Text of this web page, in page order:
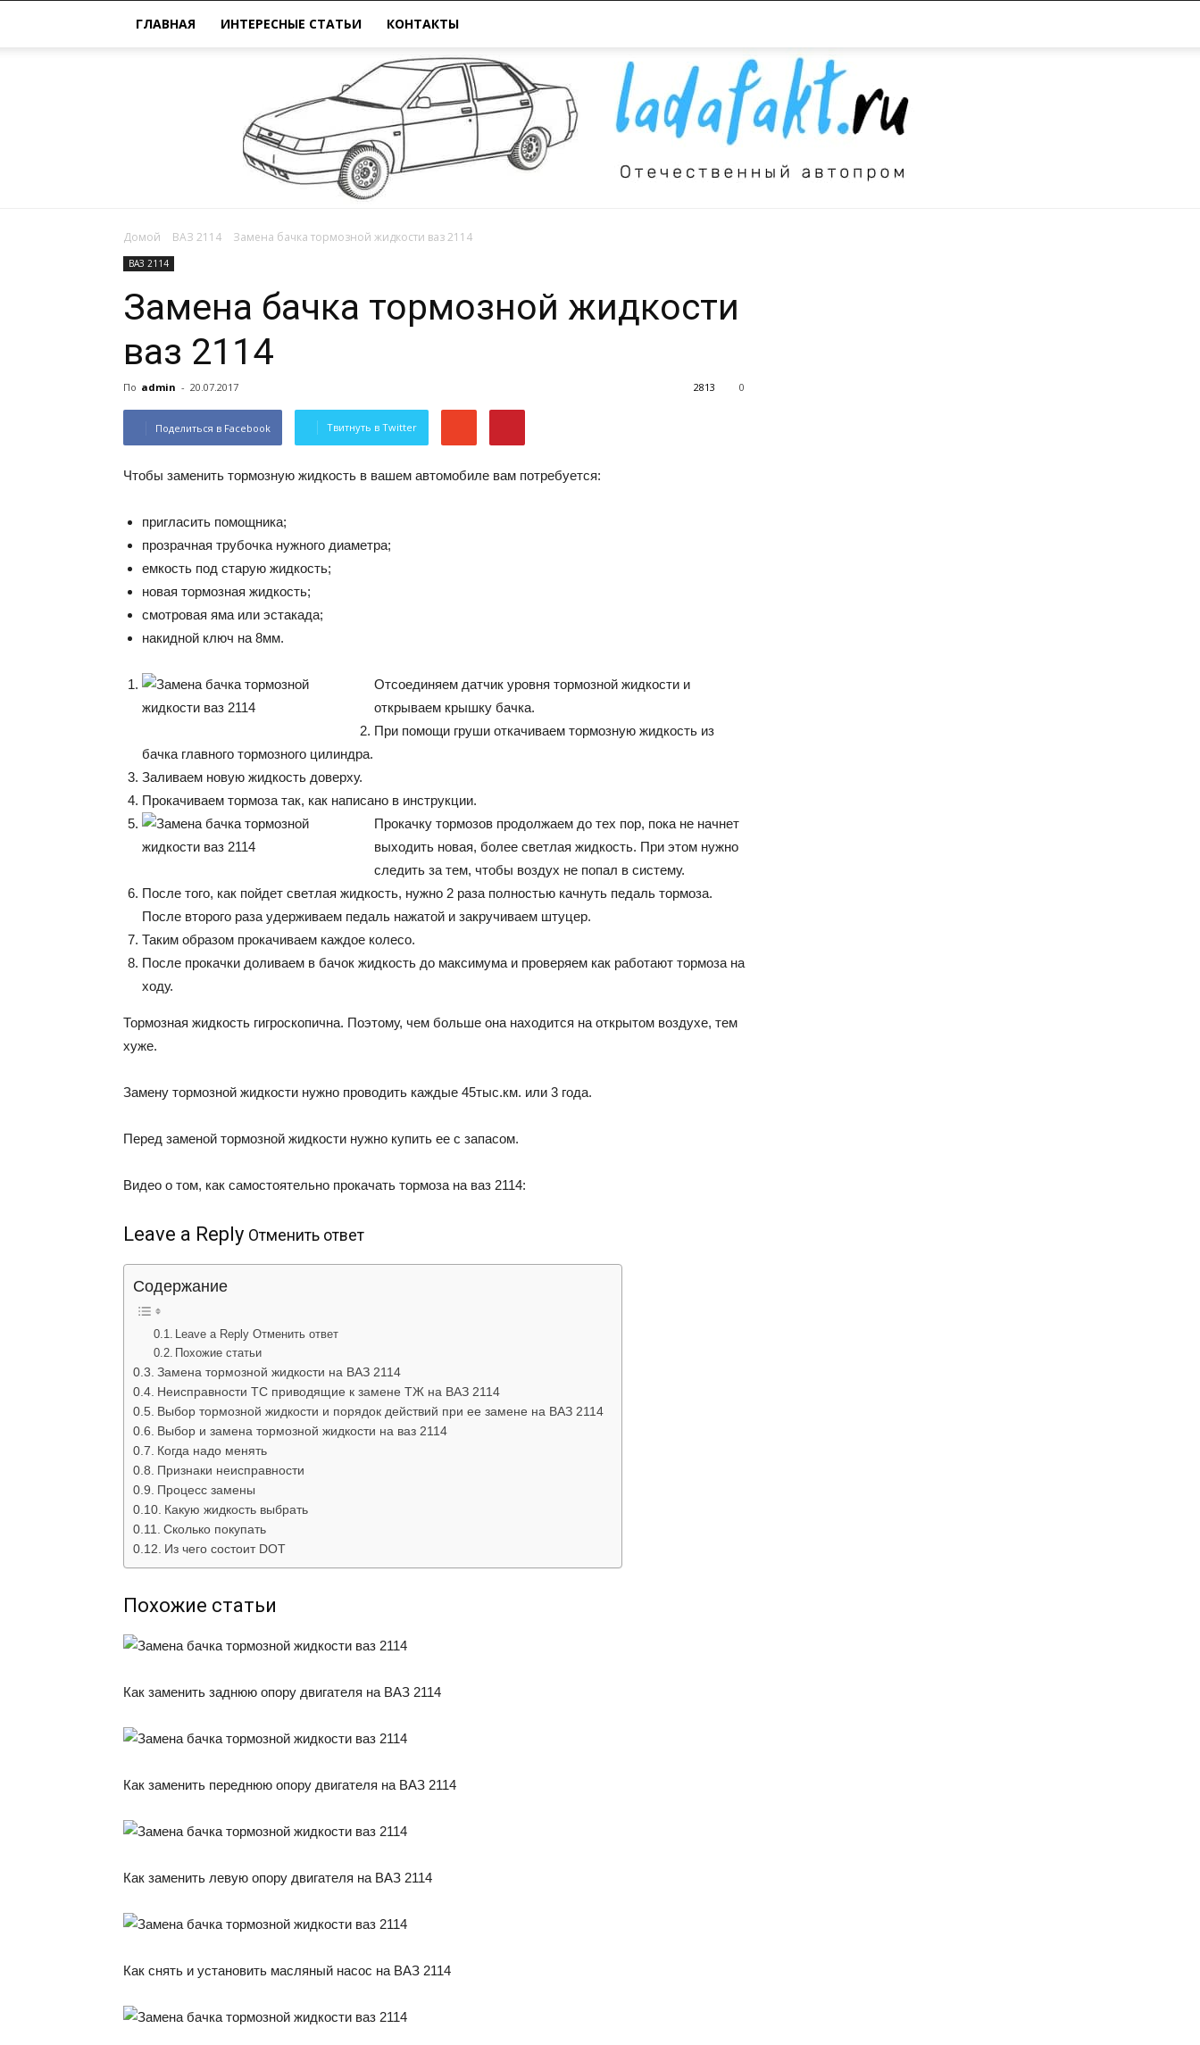
ГЛАВНАЯ ИНТЕРЕСНЫЕ СТАТЬИ КОНТАКТЫ
ВАЗ
Домой ВАЗ 2114 Замена бачка тормозной жидкости ваз 2114
ВАЗ 2114
Замена бачка тормозной жидкости
ваз 2114
По admin - 20.07.2017 0
2813
Поделиться в Facebook Твитнуть в Twitter
Чтобы заменить тормозную жидкость в вашем автомобиле вам потребуется:
пригласить помощника;
прозрачная трубочка нужного диаметра;
емкость под старую жидкость;
новая тормозная жидкость;
смотровая яма или эстакада;
накидной ключ на 8мм.
Отсоединяем датчик уровня тормозной жидкости и
открываем крышку бачка.
При помощи груши откачиваем тормозную жидкость из
бачка главного тормозного цилиндра.
Заливаем новую жидкость доверху.
Прокачиваем тормоза так, как написано в инструкции.
Прокачку тормозов продолжаем до тех пор, пока не начнет
выходить новая, более светлая жидкость. При этом нужно
следить за тем, чтобы воздух не попал в систему.
После того, как пойдет светлая жидкость, нужно 2 раза полностью качнуть педаль тормоза.
После второго раза удерживаем педаль нажатой и закручиваем штуцер.
Таким образом прокачиваем каждое колесо.
После прокачки доливаем в бачок жидкость до максимума и проверяем как работают тормоза на
ходу.
Тормозная жидкость гигроскопична. Поэтому, чем больше она находится на открытом воздухе, тем
хуже.
Замену тормозной жидкости нужно проводить каждые 45тыс.км. или 3 года.
Перед заменой тормозной жидкости нужно купить ее с запасом.
Видео о том, как самостоятельно прокачать тормоза на ваз 2114:
Leave a Reply Отменить ответ
Содержание
Leave a Reply Отменить ответ
Похожие статьи
Замена тормозной жидкости на ВАЗ 2114
Неисправности ТС приводящие к замене ТЖ на ВАЗ 2114
Выбор тормозной жидкости и порядок действий при ее замене на ВАЗ 2114
Выбор и замена тормозной жидкости на ваз 2114
Когда надо менять
Признаки неисправности
Процесс замены
Какую жидкость выбрать
Сколько покупать
Из чего состоит DOT
Похожие статьи
Как заменить заднюю опору двигателя на ВАЗ 2114
Как заменить переднюю опору двигателя на ВАЗ 2114
Как заменить левую опору двигателя на ВАЗ 2114
Как снять и установить масляный насос на ВАЗ 2114